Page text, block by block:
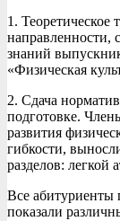
1. Теоретическое
направленности,
знаний
«Физическая
2. Сдача
подготовке.
развития
гибкости,
разделов: легкой
Все абитуриенты
показали